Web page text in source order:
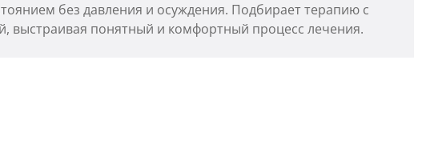
без давления и осуждения. Подбирает терапию с
выстраивая понятный и комфортный процесс лечения.